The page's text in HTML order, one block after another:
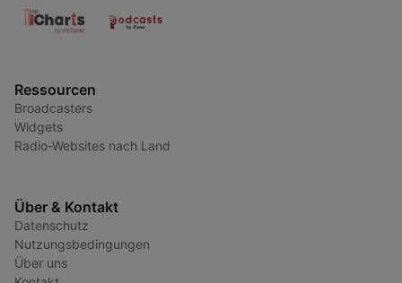
Ressourcen
Broadcasters
Widgets
Radio-Websites nach Land
Über & Kontakt
Datenschutz
Nutzungsbedingungen
Über uns